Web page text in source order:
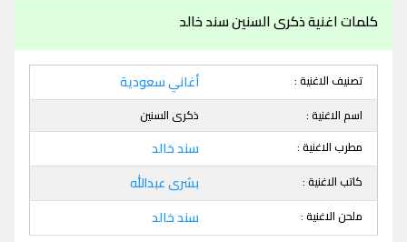
كلمات اغنية ذكرى السنين سند خالد
تصنيف الاغنية : أغاني سعودية
اسم الاغنية :
ذكرى السنين
مطرب الاغنية :
سند خالد
كاتب الاغنية : بشرى عبدالله
ملحن الاغنية : سند خالد